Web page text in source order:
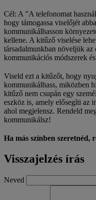
Cél: A "A telefonomat
hogy támogassa viselőjét
kommunikálhasson
kellene. A kitűző viselése
társadalmunkban növeljük az
kommunikációs módszerek
Viseld ezt a kitűzőt, hogy
kommunikálhass, miközben
kitűző nem csupán egy
eszköz is, amely elősegíti az
ahol megjelensz. Rendeld
kommunikálsz!
Ha más színben szeretnéd,
Visszajelzés írás
Neved